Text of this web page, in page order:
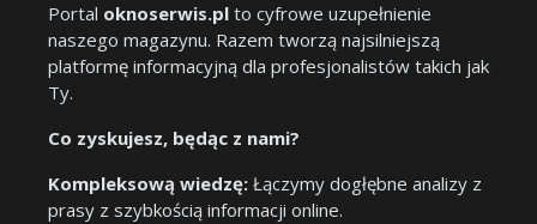
Portal oknoserwis.pl to cyfrowe uzupełnienie
naszego magazynu. Razem tworzą najsilniejszą
platformę informacyjną dla profesjonalistów takich jak
Ty.
Co zyskujesz, będąc z nami?
Kompleksową wiedzę: Łączymy dogłębne analizy z
prasy z szybkością informacji online.